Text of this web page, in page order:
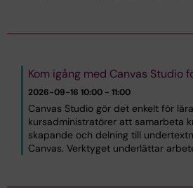
Kom igång med Canvas Studio
2026-09-16 10:00 - 11:00
Canvas Studio gör det enkelt för
kursadministratörer att samarbeta
skapande och delning till
Canvas. Verktyget underlättar